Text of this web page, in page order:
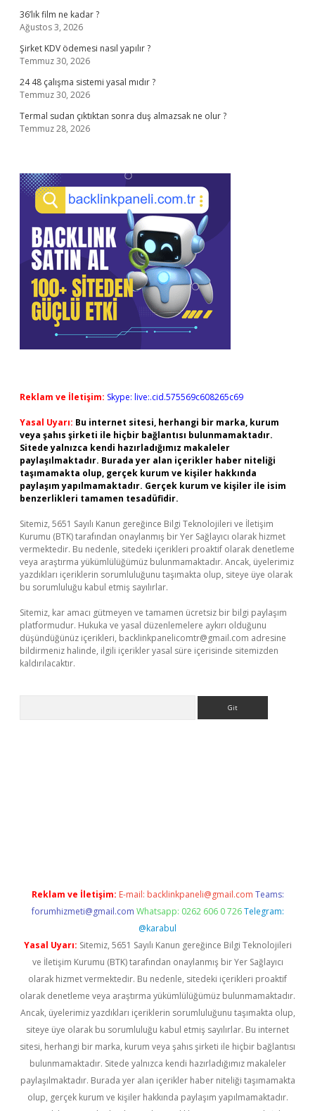
36’lık film ne kadar ?
Ağustos 3, 2026
Şirket KDV ödemesi nasıl yapılır ?
Temmuz 30, 2026
24 48 çalışma sistemi yasal mıdır ?
Temmuz 30, 2026
Termal sudan çıktıktan sonra duş almazsak ne olur ?
Temmuz 28, 2026
Reklam ve İletişim: Skype: live:.cid.575569c608265c69
Yasal Uyarı: Bu internet sitesi, herhangi bir marka, kurum
veya şahıs şirketi ile hiçbir bağlantısı bulunmamaktadır.
Sitede yalnızca kendi hazırladığımız makaleler
paylaşılmaktadır. Burada yer alan içerikler haber niteliği
taşımamakta olup, gerçek kurum ve kişiler hakkında
paylaşım yapılmamaktadır. Gerçek kurum ve kişiler ile isim
benzerlikleri tamamen tesadüfidir.
Sitemiz, 5651 Sayılı Kanun gereğince Bilgi Teknolojileri ve İletişim
Kurumu (BTK) tarafından onaylanmış bir Yer Sağlayıcı olarak hizmet
vermektedir. Bu nedenle, sitedeki içerikleri proaktif olarak denetleme
veya araştırma yükümlülüğümüz bulunmamaktadır. Ancak, üyelerimiz
yazdıkları içeriklerin sorumluluğunu taşımakta olup, siteye üye olarak
bu sorumluluğu kabul etmiş sayılırlar.
Sitemiz, kar amacı gütmeyen ve tamamen ücretsiz bir bilgi paylaşım
platformudur. Hukuka ve yasal düzenlemelere aykırı olduğunu
düşündüğünüz içerikleri, backlinkpanelicomtr@gmail.com adresine
bildirmeniz halinde, ilgili içerikler yasal süre içerisinde sitemizden
kaldırılacaktır.
Reklam ve İletişim: E-mail: backlinkpaneli@gmail.com Teams:
forumhizmeti@gmail.com Whatsapp: 0262 606 0 726 Telegram:
@karabul
Yasal Uyarı: Sitemiz, 5651 Sayılı Kanun gereğince Bilgi Teknolojileri
ve İletişim Kurumu (BTK) tarafından onaylanmış bir Yer Sağlayıcı
olarak hizmet vermektedir. Bu nedenle, sitedeki içerikleri proaktif
olarak denetleme veya araştırma yükümlülüğümüz bulunmamaktadır.
Ancak, üyelerimiz yazdıkları içeriklerin sorumluluğunu taşımakta olup,
siteye üye olarak bu sorumluluğu kabul etmiş sayılırlar. Bu internet
sitesi, herhangi bir marka, kurum veya şahıs şirketi ile hiçbir bağlantısı
bulunmamaktadır. Sitede yalnızca kendi hazırladığımız makaleler
paylaşılmaktadır. Burada yer alan içerikler haber niteliği taşımamakta
olup, gerçek kurum ve kişiler hakkında paylaşım yapılmamaktadır.